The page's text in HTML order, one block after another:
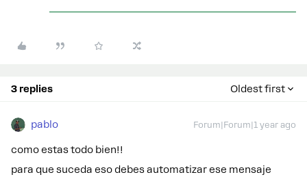
3 replies Oldest first
pablo Forum|Forum|1 year ago
como estas todo bien!!
para que suceda eso debes automatizar ese mensaje